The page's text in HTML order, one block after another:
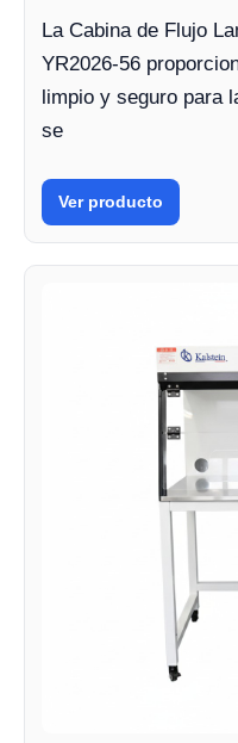
La Cabina de Flujo
YR2026-56
limpio y seguro para
se
Ver producto